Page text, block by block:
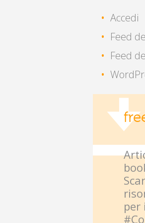
Accedi
Feed
Feed
per